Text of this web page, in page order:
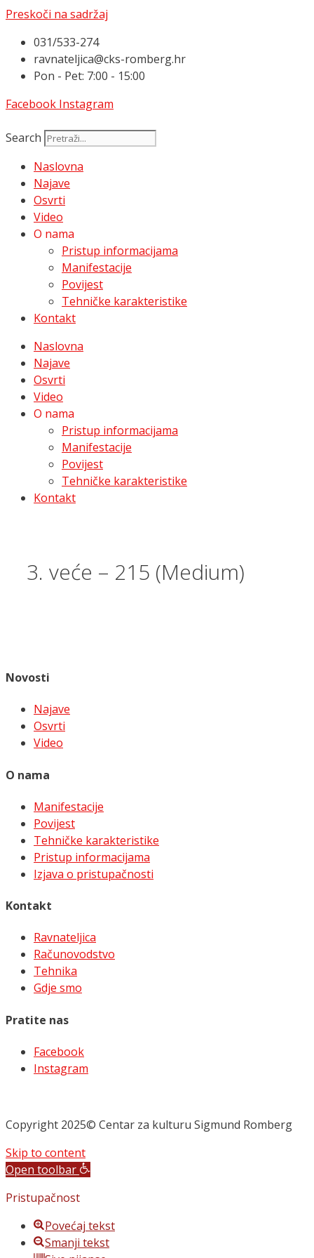
Preskoči na sadržaj
031/533-274
ravnateljica@cks-romberg.hr
Pon - Pet: 7:00 - 15:00
Facebook Instagram
Search
Naslovna
Najave
Osvrti
Video
O nama
Pristup informacijama
Manifestacije
Povijest
Tehničke karakteristike
Kontakt
Naslovna
Najave
Osvrti
Video
O nama
Pristup informacijama
Manifestacije
Povijest
Tehničke karakteristike
Kontakt
3. veće – 215 (Medium)
Novosti
Najave
Osvrti
Video
O nama
Manifestacije
Povijest
Tehničke karakteristike
Pristup informacijama
Izjava o pristupačnosti
Kontakt
Ravnateljica
Računovodstvo
Tehnika
Gdje smo
Pratite nas
Facebook
Instagram
Copyright 2025© Centar za kulturu Sigmund Romberg
Skip to content
Open toolbar
Pristupačnost
Povećaj tekst
Smanji tekst